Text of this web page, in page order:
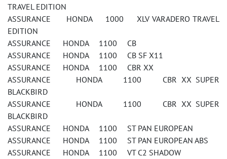
TRAVEL EDITION
ASSURANCE HONDA 1000 XLV VARADERO TRAVEL
EDITION
ASSURANCE HONDA 1100 CB
ASSURANCE HONDA 1100 CB SF X11
ASSURANCE HONDA 1100 CBR XX
ASSURANCE HONDA 1100 CBR XX SUPER
BLACKBIRD
ASSURANCE HONDA 1100 CBR XX SUPER
BLACKBIRD
ASSURANCE HONDA 1100 ST PAN EUROPEAN
ASSURANCE HONDA 1100 ST PAN EUROPEAN ABS
ASSURANCE HONDA 1100 VT C2 SHADOW